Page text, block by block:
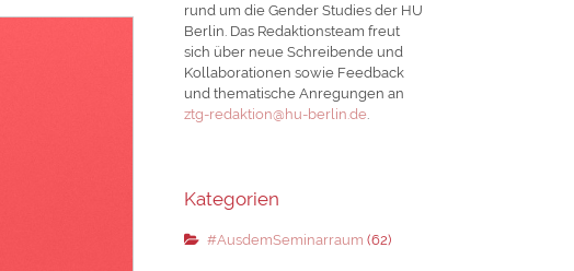
rund um die Gender Studies der HU
Berlin. Das Redaktionsteam freut
sich über neue Schreibende und
Kollaborationen sowie Feedback
und thematische Anregungen an
ztg-redaktion@hu-berlin.de.
Kategorien
#AusdemSeminarraum (62)